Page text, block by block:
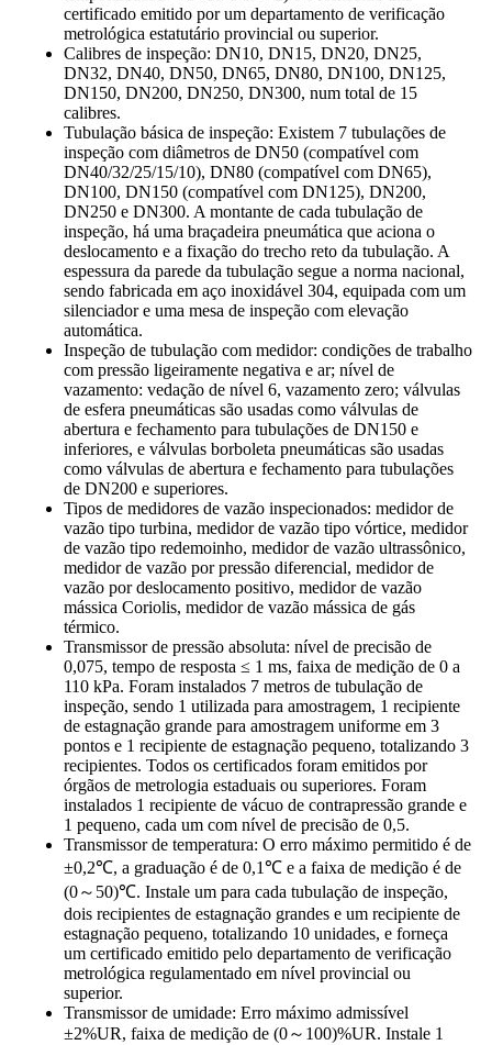
certificado emitido por um departamento de verificação
metrológica estatutário provincial ou superior.
Calibres de inspeção: DN10, DN15, DN20, DN25,
DN32, DN40, DN50, DN65, DN80, DN100, DN125,
DN150, DN200, DN250, DN300, num total de 15
calibres.
Tubulação básica de inspeção: Existem 7 tubulações de
inspeção com diâmetros de DN50 (compatível com
DN40/32/25/15/10), DN80 (compatível com DN65),
DN100, DN150 (compatível com DN125), DN200,
DN250 e DN300. A montante de cada tubulação de
inspeção, há uma braçadeira pneumática que aciona o
deslocamento e a fixação do trecho reto da tubulação. A
espessura da parede da tubulação segue a norma nacional,
sendo fabricada em aço inoxidável 304, equipada com um
silenciador e uma mesa de inspeção com elevação
automática.
Inspeção de tubulação com medidor: condições de trabalho
com pressão ligeiramente negativa e ar; nível de
vazamento: vedação de nível 6, vazamento zero; válvulas
de esfera pneumáticas são usadas como válvulas de
abertura e fechamento para tubulações de DN150 e
inferiores, e válvulas borboleta pneumáticas são usadas
como válvulas de abertura e fechamento para tubulações
de DN200 e superiores.
Tipos de medidores de vazão inspecionados: medidor de
vazão tipo turbina, medidor de vazão tipo vórtice, medidor
de vazão tipo redemoinho, medidor de vazão ultrassônico,
medidor de vazão por pressão diferencial, medidor de
vazão por deslocamento positivo, medidor de vazão
mássica Coriolis, medidor de vazão mássica de gás
térmico.
Transmissor de pressão absoluta: nível de precisão de
0,075, tempo de resposta ≤ 1 ms, faixa de medição de 0 a
110 kPa. Foram instalados 7 metros de tubulação de
inspeção, sendo 1 utilizada para amostragem, 1 recipiente
de estagnação grande para amostragem uniforme em 3
pontos e 1 recipiente de estagnação pequeno, totalizando 3
recipientes. Todos os certificados foram emitidos por
órgãos de metrologia estaduais ou superiores. Foram
instalados 1 recipiente de vácuo de contrapressão grande e
1 pequeno, cada um com nível de precisão de 0,5.
Transmissor de temperatura: O erro máximo permitido é de
±0,2℃, a graduação é de 0,1℃ e a faixa de medição é de
(0～50)℃. Instale um para cada tubulação de inspeção,
dois recipientes de estagnação grandes e um recipiente de
estagnação pequeno, totalizando 10 unidades, e forneça
um certificado emitido pelo departamento de verificação
metrológica regulamentado em nível provincial ou
superior.
Transmissor de umidade: Erro máximo admissível
±2%UR, faixa de medição de (0～100)%UR. Instale 1